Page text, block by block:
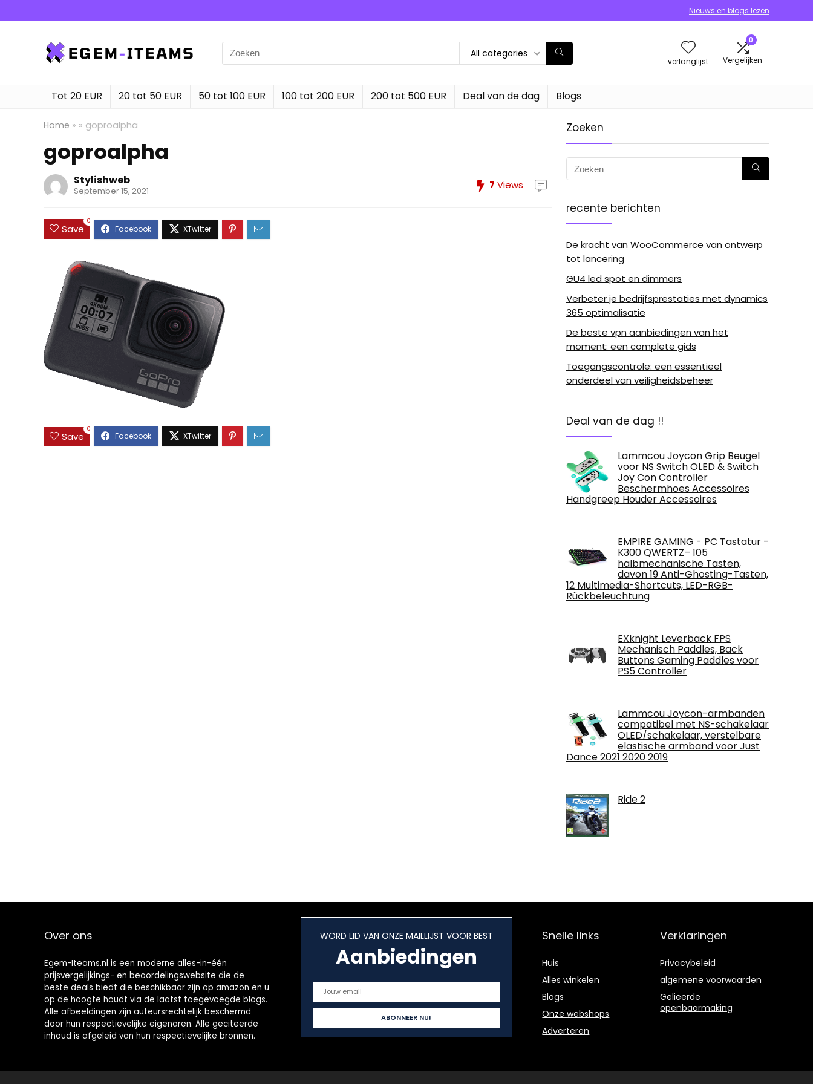
Nieuws en blogs lezen
Search
for:
All categories
verlanglijst
0
Vergelijken
Tot 20 EUR 20 tot 50 EUR 50 tot 100 EUR 100 tot 200 EUR 200 tot 500 EUR Deal van de dag Blogs
Home » » goproalpha
goproalpha
Stylishweb
September 15, 2021 7 Views
Save
0
Save
0
Zoeken
recente berichten
De kracht van WooCommerce van ontwerp
tot lancering
GU4 led spot en dimmers
Verbeter je bedrijfsprestaties met dynamics
365 optimalisatie
De beste vpn aanbiedingen van het
moment: een complete gids
Toegangscontrole: een essentieel
onderdeel van veiligheidsbeheer
Deal van de dag !!
Lammcou Joycon Grip Beugel
voor NS Switch OLED & Switch
Joy Con Controller
Beschermhoes Accessoires
Handgreep Houder Accessoires
EMPIRE GAMING - PC Tastatur -
K300 QWERTZ– 105
halbmechanische Tasten,
davon 19 Anti-Ghosting-Tasten,
12 Multimedia-Shortcuts, LED-RGB-
Rückbeleuchtung
EXknight Leverback FPS
Mechanisch Paddles, Back
Buttons Gaming Paddles voor
PS5 Controller
Lammcou Joycon-armbanden
compatibel met NS-schakelaar
OLED/schakelaar, verstelbare
elastische armband voor Just
Dance 2021 2020 2019
Ride 2
Over ons
Egem-Iteams.nl is een moderne alles-in-één
prijsvergelijkings- en beoordelingswebsite die de
beste deals biedt die beschikbaar zijn op amazon en u
op de hoogte houdt via de laatst toegevoegde blogs.
Alle afbeeldingen zijn auteursrechtelijk beschermd
door hun respectievelijke eigenaren. Alle geciteerde
inhoud is afgeleid van hun respectievelijke bronnen.
WORD LID VAN ONZE MAILLIJST VOOR BEST
Aanbiedingen
Snelle links
Huis
Alles winkelen
Blogs
Onze webshops
Adverteren
Verklaringen
Privacybeleid
algemene voorwaarden
Gelieerde
openbaarmaking